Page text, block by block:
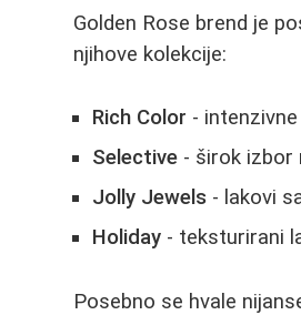
Golden Rose brend je
njihove kolekcije:
Rich Color -
Selective - širok izbor
Jolly Jewels - lakovi
Holiday - teksturirani
Posebno se hvale